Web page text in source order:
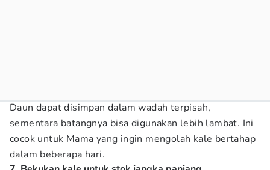
Daun dapat disimpan dalam wadah terpisah,
sementara batangnya bisa digunakan lebih lambat. Ini
cocok untuk Mama yang ingin mengolah kale bertahap
dalam beberapa hari.